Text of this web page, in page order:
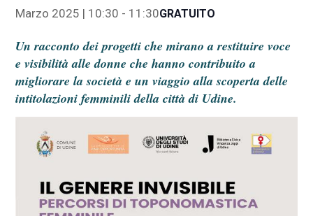
Marzo 2025 | 10:30 - 11:30GRATUITO
Un racconto dei progetti che mirano a restituire voce
e visibilità alle donne che hanno contribuito a
migliorare la società e un viaggio alla scoperta delle
intitolazioni femminili della città di Udine.